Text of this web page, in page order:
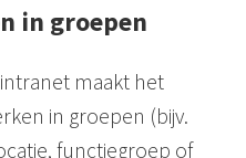
in groepen
maakt het
in groepen (bijv.
functiegroep of